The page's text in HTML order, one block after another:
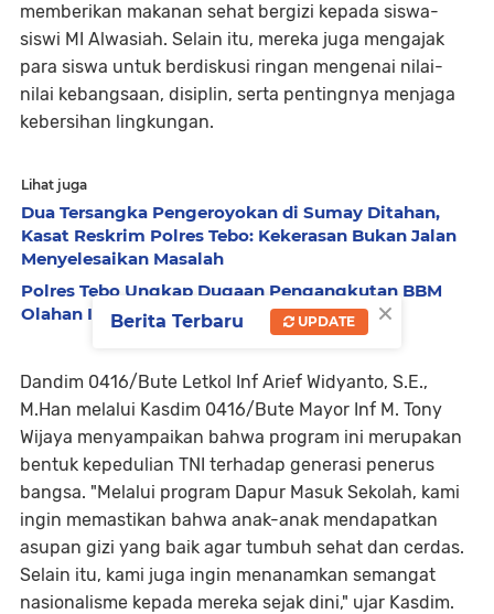
memberikan makanan sehat bergizi kepada siswa-
siswi MI Alwasiah. Selain itu, mereka juga mengajak
para siswa untuk berdiskusi ringan mengenai nilai-
nilai kebangsaan, disiplin, serta pentingnya menjaga
kebersihan lingkungan.
Lihat juga
Dua Tersangka Pengeroyokan di Sumay Ditahan,
Kasat Reskrim Polres Tebo: Kekerasan Bukan Jalan
Menyelesaikan Masalah
Polres Tebo Ungkap Dugaan Pengangkutan BBM
Olahan Ilegal, Empat Orang Diamankan
Dandim 0416/Bute Letkol Inf Arief Widyanto, S.E.,
M.Han melalui Kasdim 0416/Bute Mayor Inf M. Tony
Wijaya menyampaikan bahwa program ini merupakan
bentuk kepedulian TNI terhadap generasi penerus
bangsa. "Melalui program Dapur Masuk Sekolah, kami
ingin memastikan bahwa anak-anak mendapatkan
asupan gizi yang baik agar tumbuh sehat dan cerdas.
Selain itu, kami juga ingin menanamkan semangat
nasionalisme kepada mereka sejak dini," ujar Kasdim.
×
Berita Terbaru UPDATE